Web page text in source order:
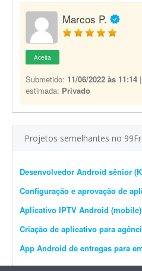
Marcos P.
Aceita
Submetido: 11/06/2022 às 11:14
estimada: Privado
Projetos semelhantes no
Criação de aplicativo para